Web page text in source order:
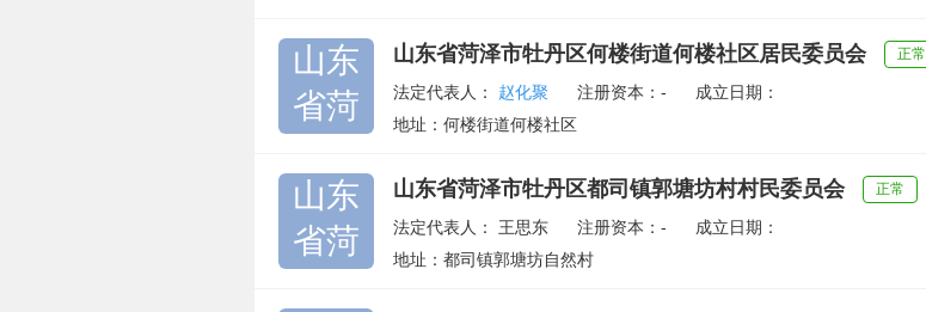
山东
省菏
山东省菏泽市牡丹区何楼街道何楼社区居民委员会 正常
法定代表人： 赵化聚 注册资本：-
成立日期：
地址：何楼街道何楼社区
山东
省菏
山东省菏泽市牡丹区都司镇郭塘坊村村民委员会 正常
法定代表人： 王思东 注册资本：-
成立日期：
地址：都司镇郭塘坊自然村